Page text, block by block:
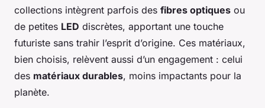
collections intègrent parfois des fibres optiques ou
de petites LED discrètes, apportant une touche
futuriste sans trahir l’esprit d’origine. Ces matériaux,
bien choisis, relèvent aussi d’un engagement : celui
des matériaux durables, moins impactants pour la
planète.